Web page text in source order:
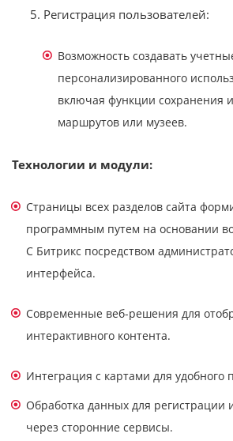
Регистрация пользователей:
Возможность создавать
персонализированного
включая функции сохранения
маршрутов или музеев.
Технологии и модули:
Страницы всех разделов сайта
программным путем на основании
С Битрикс посредством
интерфейса.
Современные веб-решения для
интерактивного контента.
Интеграция с картами для удобного
Обработка данных для регистрации
через сторонние сервисы.